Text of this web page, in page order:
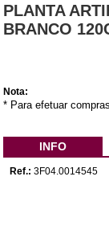
PLANTA
BRANCO
Nota:
* Para efetuar
INFO
Ref.: 3F04.0014545